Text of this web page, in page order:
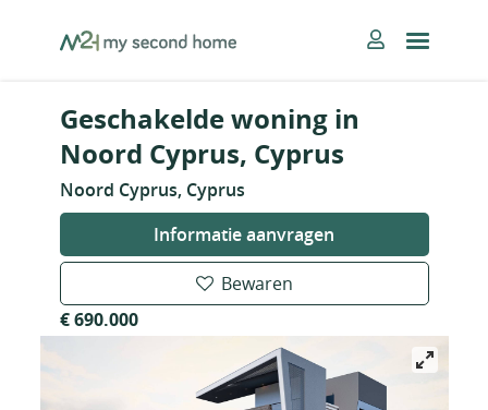
MySecondHome
Geschakelde woning in
Noord Cyprus, Cyprus
Noord Cyprus, Cyprus
Informatie aanvragen
Bewaren
€ 690.000